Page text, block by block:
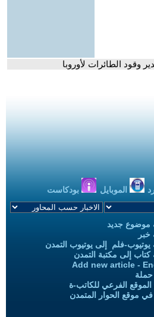
وقود الطائرات لأوروبا
الموبايل بودكاست
موضوع جديد
خبر
يوتيوب-فلم إلى يوتيوب التمدن
كتاب إلى مكتبة التمدن
Add new article -
الموقع الفرعي للكاتب-ة
موقع الحوار المتمدن